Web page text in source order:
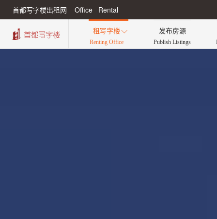
首都写字楼出租网 Office Rental
租写字楼
Renting Office
 发布房源
Publish Listings